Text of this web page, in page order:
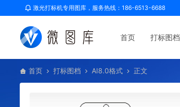
激光打标机专用图库，服务热线：186-6513-6688
首页 打标图档
首页 打标图档 AI8.0格式 正文